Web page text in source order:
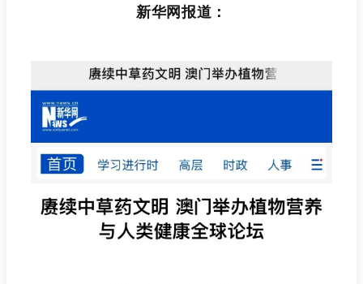
新华网报道：